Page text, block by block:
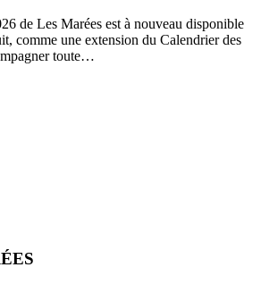
de Les Marées est à nouveau disponible
comme une extension du Calendrier des
toute…